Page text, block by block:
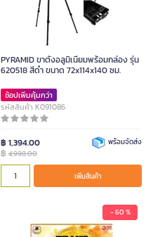
PYRAMID ขาตั้งอลูมิเนียมพร้อมกล่อง รุ่น
620518 สีดำ ขนาด 72x114x140 ซม.
ช้อปเพิ่มคุ้มกว่า
รหัสสินค้า K091086
฿ 1,394.00
฿ 4,998.00
พร้อมจัดส่ง
เพิ่มสินค้า
- 60 %